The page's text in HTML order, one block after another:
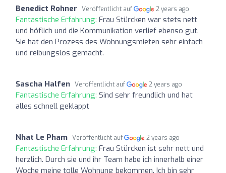
Benedict Rohner Veröffentlicht auf 2 years ago
Fantastische Erfahrung: Frau Stürcken war stets nett
und höflich und die Kommunikation verlief ebenso gut.
Sie hat den Prozess des Wohnungsmieten sehr einfach
und reibungslos gemacht.
Sascha Halfen Veröffentlicht auf 2 years ago
Fantastische Erfahrung: Sind sehr freundlich und hat
alles schnell geklappt
Nhat Le Pham Veröffentlicht auf 2 years ago
Fantastische Erfahrung: Frau Stürcken ist sehr nett und
herzlich. Durch sie und ihr Team habe ich innerhalb einer
Woche meine tolle Wohnung bekommen. Ich bin sehr